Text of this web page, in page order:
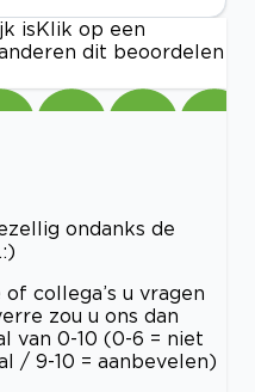
is Klik op een
dit beoordelen
ondanks de
collega’s u vragen
zou u ons dan
van 0-10 (0-6 = niet
/ 9-10 = aanbevelen)